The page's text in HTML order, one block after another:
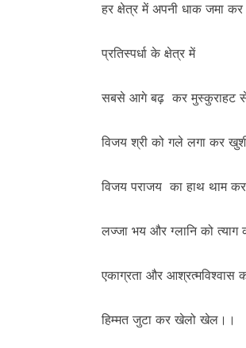
हर क्षेत्र में अपनी धाक जमा
प्रतिस्पर्धा के क्षेत्र में
सबसे आगे बढ़ कर मुस्कुराहट
विजय श्री को गले लगा कर
विजय पराजय का हाथ थाम
लज्जा भय और ग्लानि को
एकाग्रता और आश्रत्मविश्वास
हिम्मत जुटा कर खेलो खेल।।